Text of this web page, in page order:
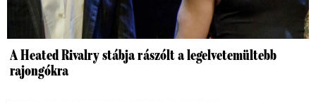
A Heated Rivalry stábja rászólt a legelvetemültebb
rajongókra